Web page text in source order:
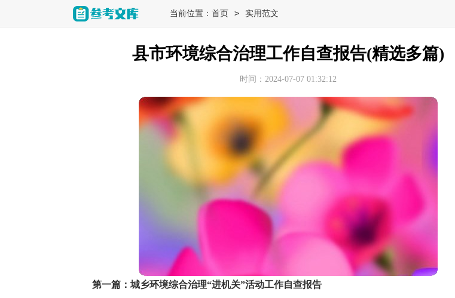
当前位置： 首页 > 实用范文
县市环境综合治理工作自查报告(精选多篇)
时间：2024-07-07 01:32:12
第一篇：城乡环境综合治理“进机关”活动工作自查报告